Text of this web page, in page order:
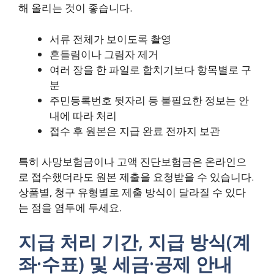
해 올리는 것이 좋습니다.
서류 전체가 보이도록 촬영
흔들림이나 그림자 제거
여러 장을 한 파일로 합치기보다 항목별로 구
분
주민등록번호 뒷자리 등 불필요한 정보는 안
내에 따라 처리
접수 후 원본은 지급 완료 전까지 보관
특히 사망보험금이나 고액 진단보험금은 온라인으
로 접수했더라도 원본 제출을 요청받을 수 있습니다.
상품별, 청구 유형별로 제출 방식이 달라질 수 있다
는 점을 염두에 두세요.
지급 처리 기간, 지급 방식(계
좌·수표) 및 세금·공제 안내